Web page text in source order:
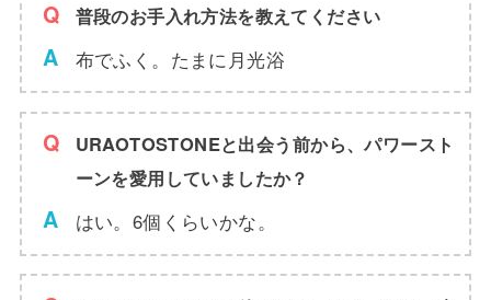
普段のお手入れ方法を教えてください
布でふく。たまに月光浴
URAOTOSTONEと出会う前から、パワースト
ーンを愛用していましたか？
はい。6個くらいかな。